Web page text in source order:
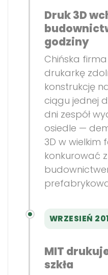
Druk 3D
godziny
Chińska
drukarkę
konstrukcję
ciągu jednej
dni zespół
osiedle —
3D w wielkim
konkurować
WRZESIEŃ
MIT
szkła